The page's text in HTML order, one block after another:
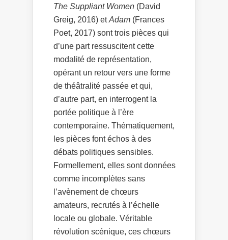
The Suppliant Women (David
Greig, 2016) etAdam (Frances
Poet, 2017) sont trois pièces qui
d’une part ressuscitent cette
modalité de représentation,
opérant un retour vers une forme
de théâtralité passée et qui,
d’autre part, en interrogent la
portée politique à l’ère
contemporaine. Thématiquement,
les pièces font échos à des
débats politiques sensibles.
Formellement, elles sont données
comme incomplètes sans
l’avènement de chœurs
amateurs, recrutés à l’échelle
locale ou globale. Véritable
révolution scénique, ces chœurs